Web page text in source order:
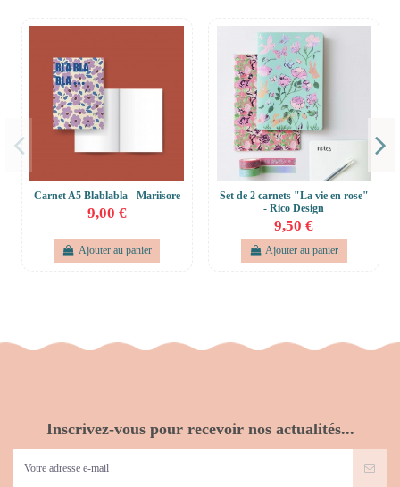
Carnet A5 Blablabla - Mariisore
9,00 €
Ajouter au panier
Set de 2 carnets "La vie en rose"
- Rico Design
9,50 €
Ajouter au panier
Inscrivez-vous pour recevoir nos actualités...